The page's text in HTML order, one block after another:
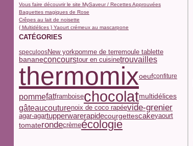
Vous faire découvrir le site MySaveur / Recettes Approuvées
Baguettes magiques de Rose
Crêpes au lait de noisette
{ Multidélices } Yaourt crémeux au mascarpone
CATÉGORIES
speculoosNew yorkpomme de terremoule tablette
bananeconcourstour en cuisinetrouvailles
thermomixoeufconfiture
pommefatframboisechocolatmultidélices
gâteaucouturenoix de coco rapéevide-grenier
agar-agartupperwarerapidecourgettescakeyaourt
tomaterondecrèmeécologie